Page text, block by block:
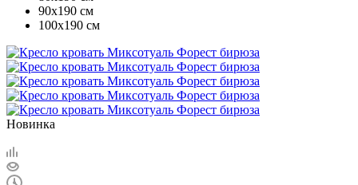
90х190 см
100х190 см
Новинка